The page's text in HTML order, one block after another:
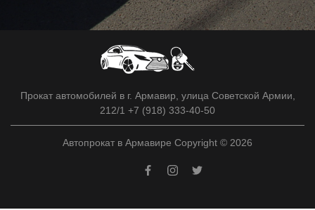
Прокат автомобилей в г. Армавир, улица Советской Армии,
212/1 +7 (918) 333-40-50
Автопрокат в Армавире Copyright © 2026